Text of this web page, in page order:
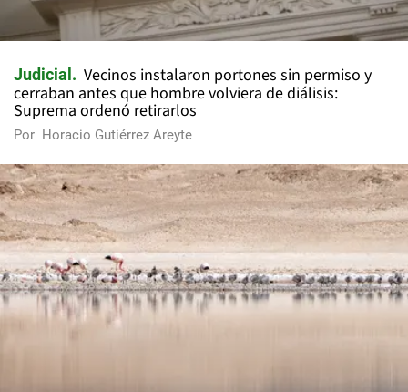
Judicial
Vecinos instalaron portones sin permiso y
cerraban antes que hombre volviera de diálisis:
Suprema ordenó retirarlos
Por Horacio Gutiérrez Areyte